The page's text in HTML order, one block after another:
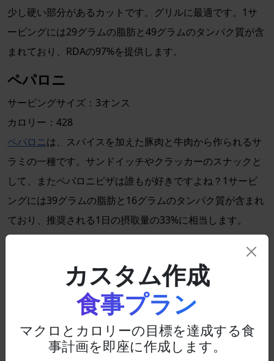
少し硬い部分があるカットです。グリルに最適です。1サ
ービングには29グラムの脂肪と49グラムのタンパク質が含
まれており、RDAの97%を提供します。
ペパロニ
サービングサイズ：3オンス
カロリー：428
ペパロニは、スパイスを加えた豚肉と牛肉から作られるサ
ラミの一種です。サンドイッチやクラッカーのスナックと
して、またペパロニピザは誰もが好きですよね？1サービ
ングには39グラムの脂肪と16グラムのタンパク質が含まれ
ており、推奨される1日の摂取量の33%に相当します。
サービングサイズ：皮付き1本（193グラム）
カロリー：427
鶏のもう一つの高カロリーの部位はもも肉です。
揚げたり、焼いたり、ソテーしたりでき、ジューシーで美
味しいです。1サービングには32グラムの脂肪と32グラム
カスタム作成
食事プラン
マクロとカロリーの目標を達成する食
事計画を即座に作成します。